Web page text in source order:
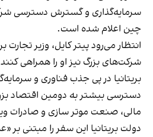
سرمایه‌گذاری و گسترش دسترسی
چین اعلام شده است.
انتظار می‌رود پیتر کایل، وزیر تجارت
شرکت‌های بزرگ نیز او را همراهی
بریتانیا در پی جذب فناوری و
دسترسی بیشتر به دومین اقتصاد
مالی، صنعت موتر سازی و صادرات
دولت بریتانیا این سفر را مبتنی بر